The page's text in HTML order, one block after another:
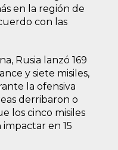
en la región de
con las
Rusia lanzó 169
y siete misiles,
la ofensiva
derribaron o
los cinco misiles
en 15